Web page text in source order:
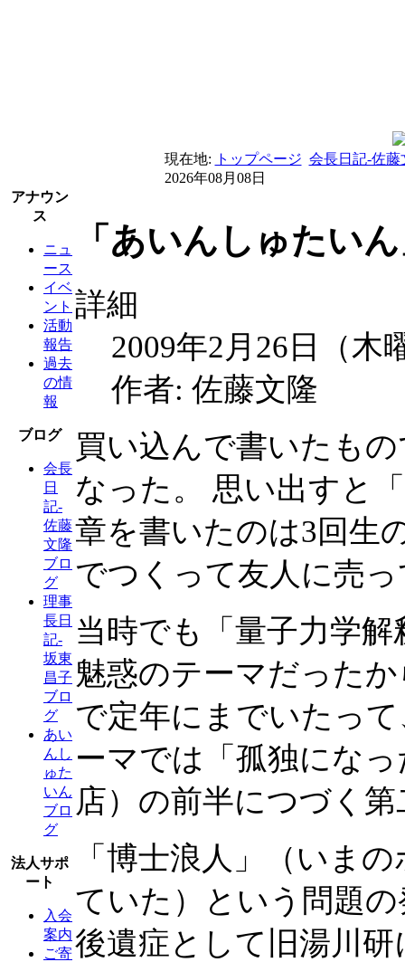
現在地: トップページ 会長日記-佐藤
2026年08月08日
アナウン
ス
ニュ
ース
イベ
ント
活動
報告
過去
の情
報
ブログ
会長
日
記-
佐藤
文隆
ブロ
グ
理事
長日
記-
坂東
昌子
ブロ
グ
あい
んし
ゅた
いん
ブロ
グ
法人サポ
ート
入会
案内
ご寄
「あいんしゅたい
詳細
2009年2月26日（木
作者: 佐藤文隆
買い込んで書いたも
なった。 思い出すと
章を書いたのは3回生
でつくって友人に売
当時でも「量子力学
魅惑のテーマだった
で定年にまでいたっ
ーマでは「孤独にな
店）の前半につづく
「博士浪人」（いま
ていた）という問題
後遺症として旧湯川